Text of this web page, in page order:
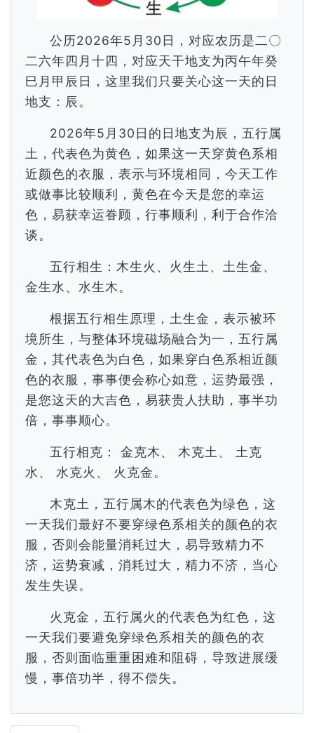
公历2026年5月30日，对应农历是二〇
二六年四月十四，对应天干地支为丙午年癸
巳月甲辰日，这里我们只要关心这一天的日
地支：辰。
2026年5月30日的日地支为辰，五行属
土，代表色为黄色，如果这一天穿黄色系相
近颜色的衣服，表示与环境相同，今天工作
或做事比较顺利，黄色在今天是您的幸运
色，易获幸运眷顾，行事顺利，利于合作洽
谈。
五行相生：木生火、火生土、土生金、
金生水、水生木。
根据五行相生原理，土生金，表示被环
境所生，与整体环境磁场融合为一，五行属
金，其代表色为白色，如果穿白色系相近颜
色的衣服，事事便会称心如意，运势最强，
是您这天的大吉色，易获贵人扶助，事半功
倍，事事顺心。
五行相克： 金克木、 木克土、 土克
水、 水克火、 火克金。
木克土，五行属木的代表色为绿色，这
一天我们最好不要穿绿色系相关的颜色的衣
服，否则会能量消耗过大，易导致精力不
济，运势衰减，消耗过大，精力不济，当心
发生失误。
火克金，五行属火的代表色为红色，这
一天我们要避免穿绿色系相关的颜色的衣
服，否则面临重重困难和阻碍，导致进展缓
慢，事倍功半，得不偿失。